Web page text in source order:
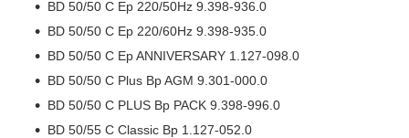
BD 50/50 C Ep 220/50Hz 9.398-936.0
BD 50/50 C Ep 220/60Hz 9.398-935.0
BD 50/50 C Ep ANNIVERSARY 1.127-098.0
BD 50/50 C Plus Bp AGM 9.301-000.0
BD 50/50 C PLUS Bp PACK 9.398-996.0
BD 50/55 C Classic Bp 1.127-052.0